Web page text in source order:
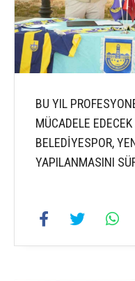
BU YIL
MÜCADELE
BELEDİYESPOR,
YAPILANMASINI